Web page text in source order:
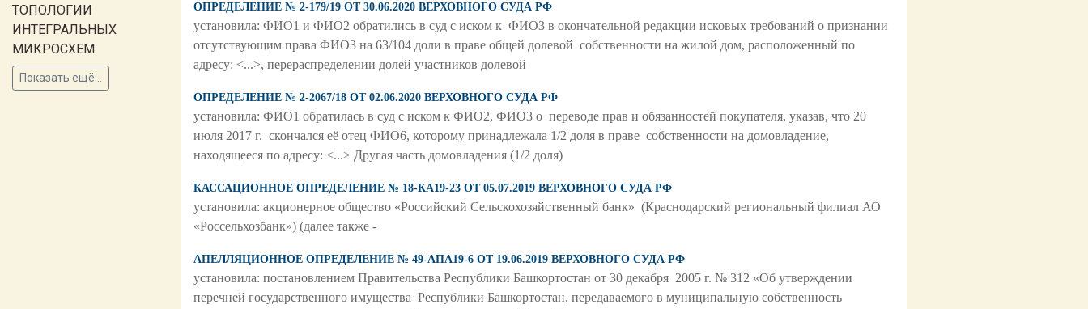
ТОПОЛОГИИ
ИНТЕГРАЛЬНЫХ
МИКРОСХЕМ
Показать ещё...
ОПРЕДЕЛЕНИЕ № 2-179/19 ОТ 30.06.2020 ВЕРХОВНОГО СУДА РФ
установила: ФИО1 и ФИО2 обратились в суд с иском к ФИО3 в окончательной редакции исковых требований о признании
отсутствующим права ФИО3 на 63/104 доли в праве общей долевой собственности на жилой дом, расположенный по
адресу: <...>, перераспределении долей участников долевой
ОПРЕДЕЛЕНИЕ № 2-2067/18 ОТ 02.06.2020 ВЕРХОВНОГО СУДА РФ
установила: ФИО1 обратилась в суд с иском к ФИО2, ФИО3 о переводе прав и обязанностей покупателя, указав, что 20
июля 2017 г. скончался её отец ФИО6, которому принадлежала 1/2 доля в праве собственности на домовладение,
находящееся по адресу: <...> Другая часть домовладения (1/2 доля)
КАССАЦИОННОЕ ОПРЕДЕЛЕНИЕ № 18-КА19-23 ОТ 05.07.2019 ВЕРХОВНОГО СУДА РФ
установила: акционерное общество «Российский Сельскохозяйственный банк» (Краснодарский региональный филиал АО
«Россельхозбанк») (далее также -
АПЕЛЛЯЦИОННОЕ ОПРЕДЕЛЕНИЕ № 49-АПА19-6 ОТ 19.06.2019 ВЕРХОВНОГО СУДА РФ
установила: постановлением Правительства Республики Башкортостан от 30 декабря 2005 г. № 312 «Об утверждении
перечней государственного имущества Республики Башкортостан, передаваемого в муниципальную собственность